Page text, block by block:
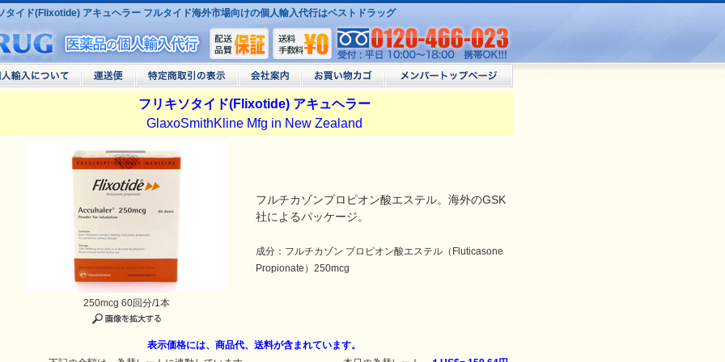
タイド(Flixotide) アキュヘラー フルタイド海外市場向けの個人輸入代行はベストドラッグ
フリキソタイド(Flixotide) アキュヘラー
GlaxoSmithKline Mfg in New Zealand
フルチカゾンプロピオン酸エステル。海外のGSK
社によるパッケージ。
成分：フルチカゾン プロピオン酸エステル（Fluticasone
Propionate）250mcg
250mcg 60回分/1本
表示価格には、商品代、送料が含まれています。